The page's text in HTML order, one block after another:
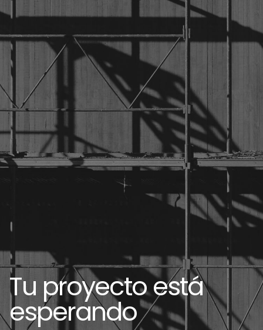
Tu proyecto está
esperando